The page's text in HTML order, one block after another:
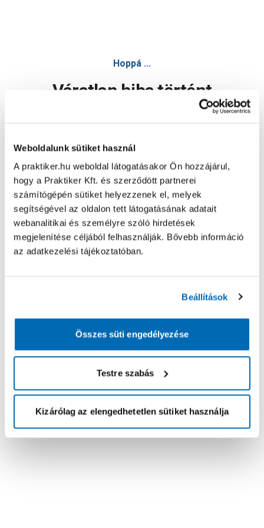
Weboldalunk sütiket használ
A praktiker.hu weboldal látogatásakor Ön hozzájárul,
hogy a Praktiker Kft. és szerződött partnerei
számítógépén sütiket helyezzenek el, melyek
segítségével az oldalon tett látogatásának adatait
webanalitikai és személyre szóló hirdetések
megjelenítése céljából felhasználják. Bővebb információ
az adatkezelési tájékoztatóban.
Beállítások
Összes süti engedélyezése
Testre szabás
Kizárólag az elengedhetetlen sütiket használja
Hoppá ...
Váratlan hiba történt
Oldal újratöltése